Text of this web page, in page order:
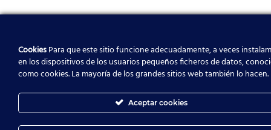
CookiesPara que este sitio funcione adecuadamente, a veces
en los dispositivos de los usuarios pequeños ficheros de datos,
como cookies. La mayoría de los grandes sitios web también lo hacen.
Aceptar cookies